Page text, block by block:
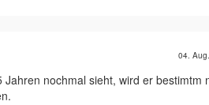
04.
nochmal sieht, wird er bestimtm